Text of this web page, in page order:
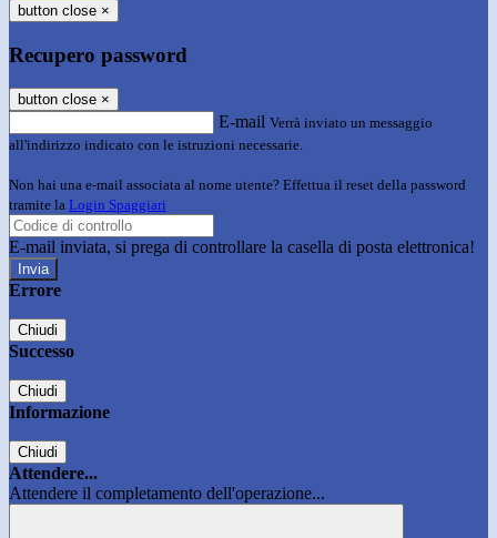
button close ×
Recupero password
button close ×
E-mail Verrà inviato un messaggio
all'indirizzo indicato con le istruzioni necessarie.
Non hai una e-mail associata al nome utente? Effettua il reset della password
tramite la Login Spaggiari
E-mail inviata, si prega di controllare la casella di posta elettronica!
Errore
Chiudi
Successo
Chiudi
Informazione
Chiudi
Attendere...
Attendere il completamento dell'operazione...